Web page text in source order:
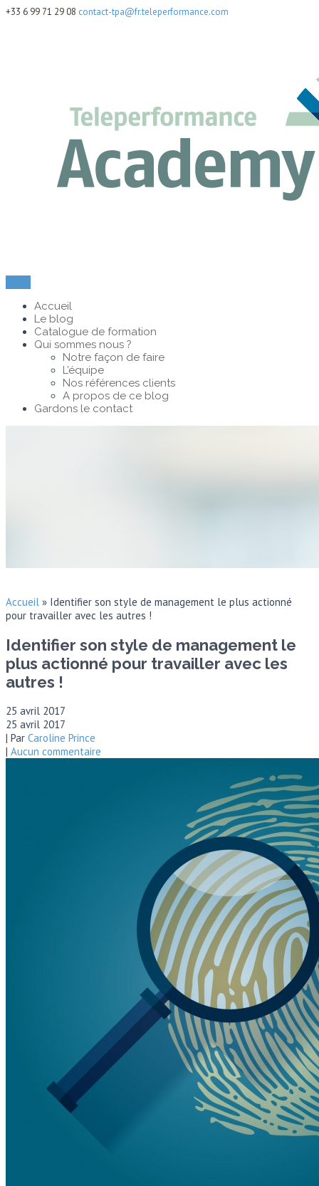
+33 6 99 71 29 08 contact-tpa@fr.teleperformance.com
Accueil
Le blog
Catalogue de formation
Qui sommes nous ?
Notre façon de faire
L’équipe
Nos références clients
A propos de ce blog
Gardons le contact
Accueil » Identifier son style de management le plus actionné
pour travailler avec les autres !
Identifier son style de management le
plus actionné pour travailler avec les
autres !
25 avril 2017
25 avril 2017
| Par Caroline Prince
| Aucun commentaire